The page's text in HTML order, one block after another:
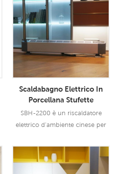
Leggi Di Più
Scaldabagno Elettrico In
Porcellana Stufette
Elettriche Per Ombrelli
Riscaldatore Elettrico Da
SBH-2200 è un riscaldatore
elettrico d'ambiente cinese per
con uscita 2200 W, ha protezioni
di sicurezza multiple.
Leggi Di Più